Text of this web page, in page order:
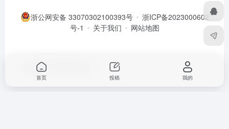
浙公网安备 33070302100393号
浙ICP备2023000602
号-1
关于我们 网站地图
Copyright © 2026
首页 投稿 我的